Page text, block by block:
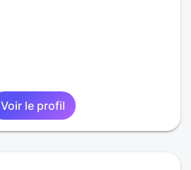
Voir le profil